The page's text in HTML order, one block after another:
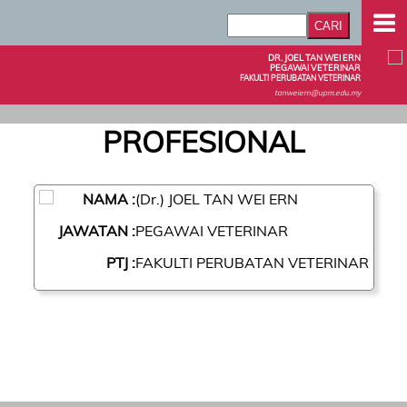
DR. JOEL TAN WEI ERN
PEGAWAI VETERINAR
FAKULTI PERUBATAN VETERINAR
tanweiern@upm.edu.my
PROFESIONAL
NAMA :(Dr.) JOEL TAN WEI ERN
JAWATAN :PEGAWAI VETERINAR
PTJ :FAKULTI PERUBATAN VETERINAR